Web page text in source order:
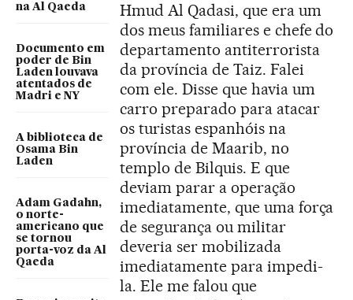
na Al Qaeda
Documento em
poder de Bin
Laden louvava
atentados de
Madri e NY
A biblioteca de
Osama Bin
Laden
Adam Gadahn,
o norte-
americano que
se tornou
porta-voz da Al
Qaeda
Hmud Al Qadasi, que era um
dos meus familiares e chefe do
departamento antiterrorista
da província de Taiz. Falei
com ele. Disse que havia um
carro preparado para atacar
os turistas espanhóis na
província de Maarib, no
templo de Bilquis. E que
deviam parar a operação
imediatamente, que uma força
de segurança ou militar
deveria ser mobilizada
imediatamente para impedi-
la. Ele me falou que